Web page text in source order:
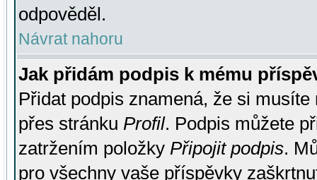
odpověděl.
Návrat nahoru
Jak přidám podpis k mému
Přidat podpis znamená, že si
přes stránku Profil. Podpis můžete
zatržením položky Připojit podpis.
pro všechny vaše příspěvky